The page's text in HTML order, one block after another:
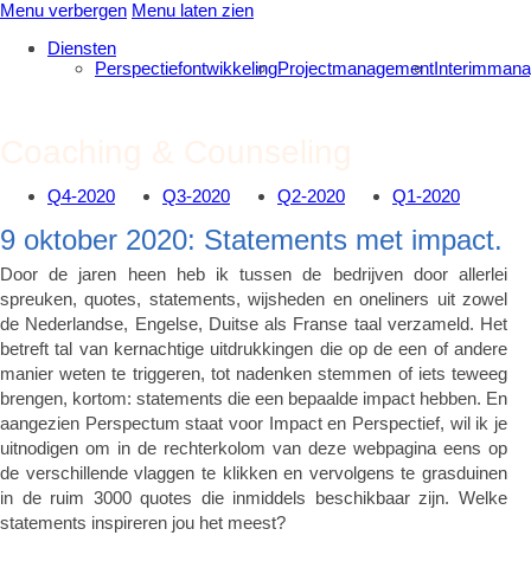
Menu verbergen Menu laten zien
Diensten
PerspectiefontwikkelingProjectmanagement
Q4-2020 Q3-2020 Q2-2020 Q1-2020
9 oktober 2020: Statements met impact.
Door de jaren heen heb ik tussen de bedrijven door allerlei
spreuken, quotes, statements, wijsheden en oneliners uit zowel
de Nederlandse, Engelse, Duitse als Franse taal verzameld. Het
betreft tal van kernachtige uitdrukkingen die op de een of andere
manier weten te triggeren, tot nadenken stemmen of iets teweeg
brengen, kortom: statements die een bepaalde impact hebben. En
aangezien Perspectum staat voor Impact en Perspectief, wil ik je
uitnodigen om in de rechterkolom van deze webpagina eens op
de verschillende vlaggen te klikken en vervolgens te grasduinen
in de ruim 3000 quotes die inmiddels beschikbaar zijn. Welke
statements inspireren jou het meest?